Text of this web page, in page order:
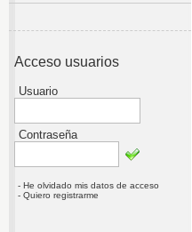
Acceso usuarios
Usuario
Contraseña
- He olvidado mis datos de acceso
- Quiero registrarme